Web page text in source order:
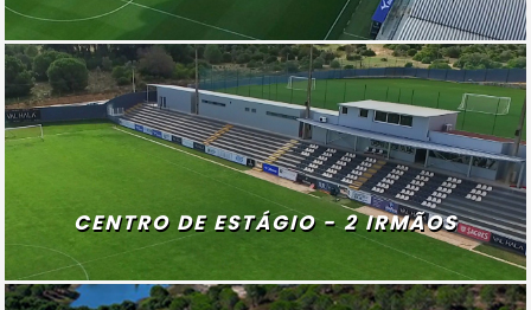
CENTRO DE ESTÁGIO - 2 IRMÃOS